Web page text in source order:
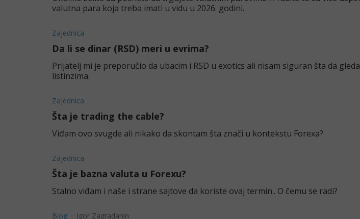
valutna para koja treba imati u vidu u 2026. godini.
Zajednica
Da li se dinar (RSD) meri u evrima?
Prijatelj mi je preporučio da ubacim i RSD u exotics ali nisam siguran šta da
listinzima.
Zajednica
Šta je trading the cable?
Viđam ovo svugde ali nikako da skontam šta znači u kontekstu Forexa?
Zajednica
Šta je bazna valuta u Forexu?
Stalno viđam i naše i strane sajtove da koriste ovaj termin.. O čemu se radi?
Blog Igor Zagradanin